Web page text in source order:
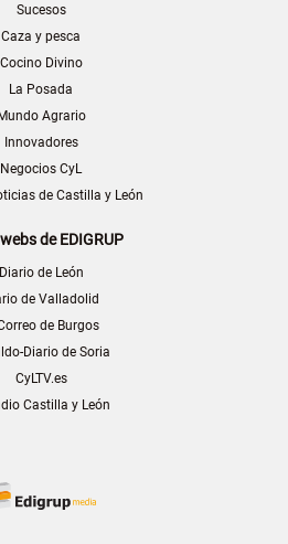
Sucesos
Caza y pesca
Cocino Divino
La Posada
Agrario
Innovadores
Negocios CyL
de Castilla y León
de EDIGRUP
Diario de León
de Valladolid
de Burgos
Diario de Soria
CyLTV.es
Castilla y León